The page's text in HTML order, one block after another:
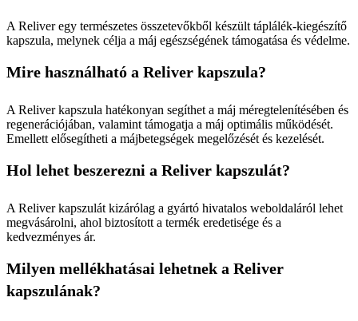
A Reliver egy természetes összetevőkből készült táplálék-kiegészítő
kapszula, melynek célja a máj egészségének támogatása és védelme.
Mire használható a Reliver kapszula?
A Reliver kapszula hatékonyan segíthet a máj méregtelenítésében és
regenerációjában, valamint támogatja a máj optimális működését.
Emellett elősegítheti a májbetegségek megelőzését és kezelését.
Hol lehet beszerezni a Reliver kapszulát?
A Reliver kapszulát kizárólag a gyártó hivatalos weboldaláról lehet
megvásárolni, ahol biztosított a termék eredetisége és a
kedvezményes ár.
Milyen mellékhatásai lehetnek a Reliver
kapszulának?